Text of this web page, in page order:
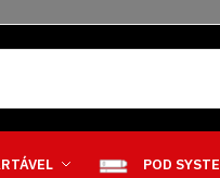
POD